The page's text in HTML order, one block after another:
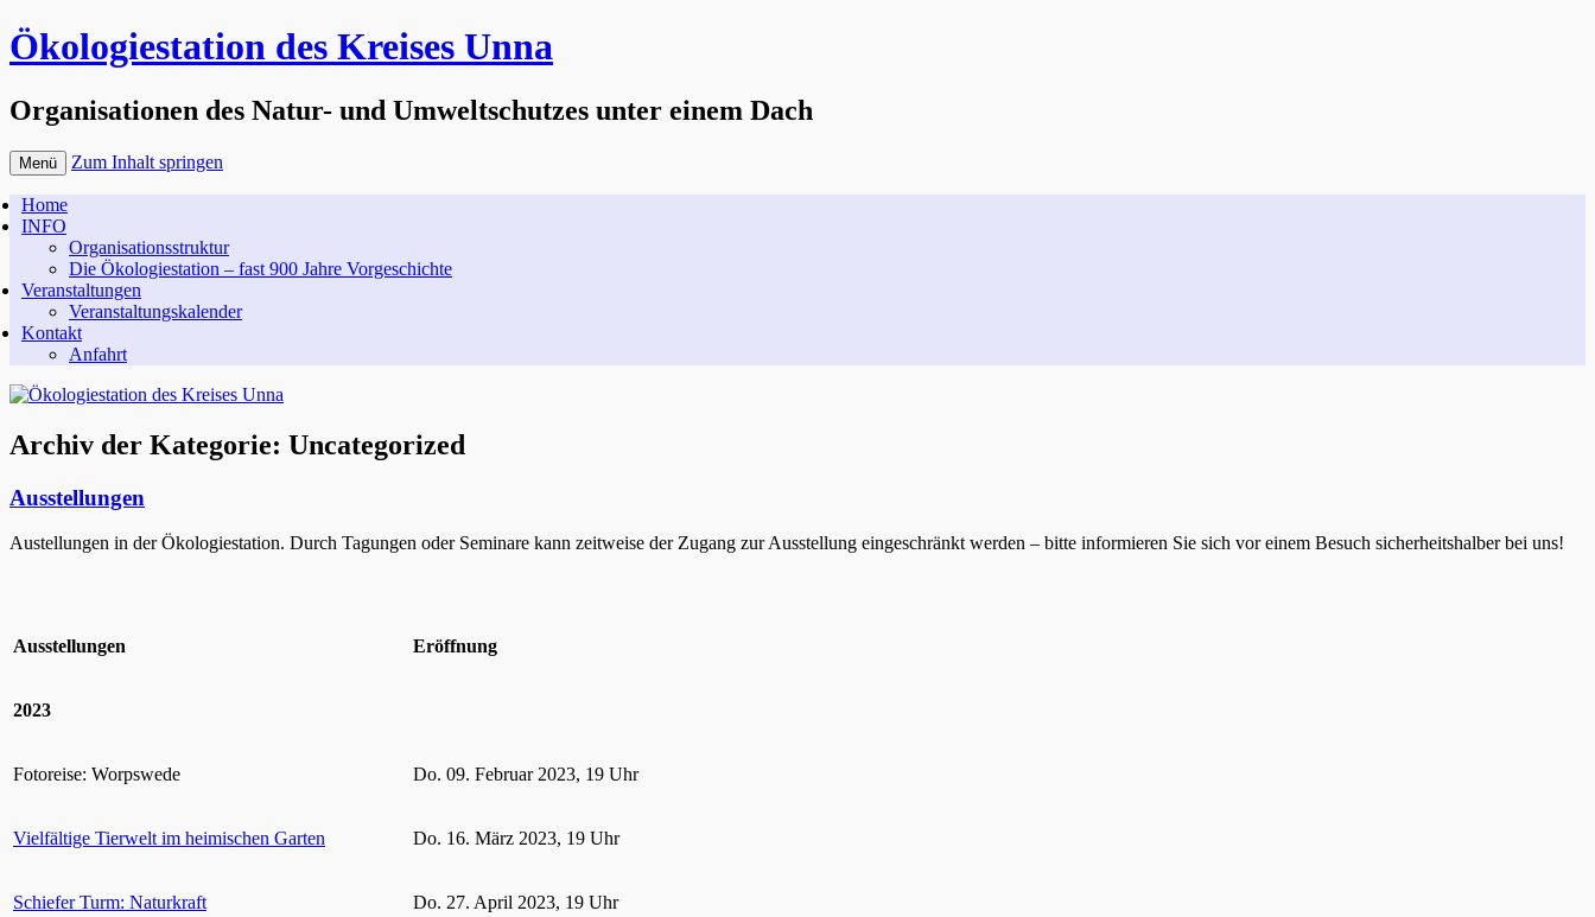
Ökologiestation des Kreises Unna
Organisationen des Natur- und Umweltschutzes unter einem Dach
Menü Zum Inhalt springen
Home
INFO
Organisationsstruktur
Die Ökologiestation – fast 900 Jahre Vorgeschichte
Veranstaltungen
Veranstaltungskalender
Kontakt
Anfahrt
Archiv der Kategorie: Uncategorized
Ausstellungen
Austellungen in der Ökologiestation. Durch Tagungen oder Seminare kann zeitweise der Zugang zur Ausstellung eingeschränkt werden – bitte informieren Sie sich vor einem Besuch sicherheitshalber bei uns!
Ausstellungen Eröffnung
2023
Fotoreise: Worpswede Do. 09. Februar 2023, 19 Uhr
Vielfältige Tierwelt im heimischen Garten Do. 16. März 2023, 19 Uhr
Schiefer Turm: Naturkraft Do. 27. April 2023, 19 Uhr